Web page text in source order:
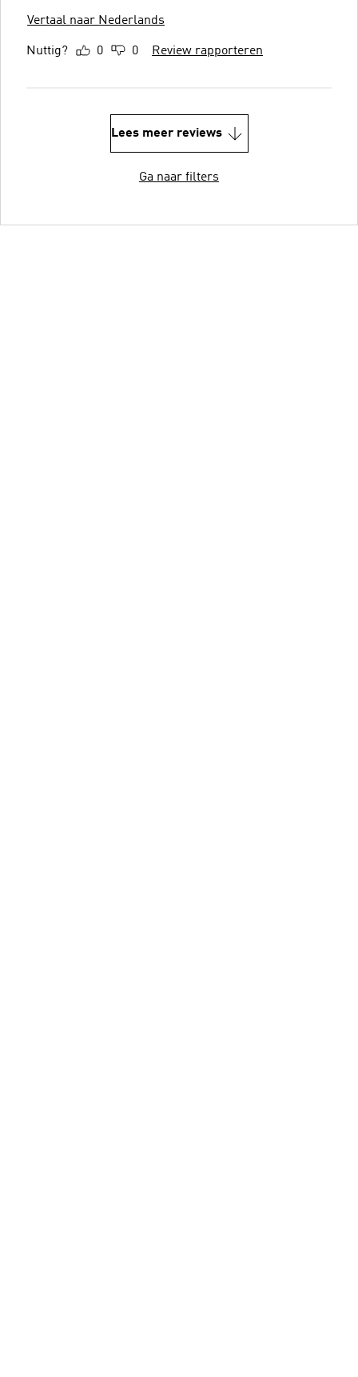
Vertaal naar Nederlands
Nuttig? 0 0 Review rapporteren
Lees meer reviews
Ga naar filters